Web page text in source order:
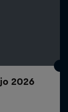
2026